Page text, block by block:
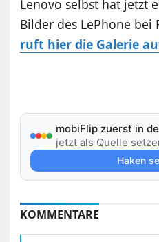
Lenovo selbst hat jetzt
Bilder des LePhone bei
ruft hier die Galerie
mobiFlip zuerst in
jetzt als Quelle
Haken
KOMMENTARE